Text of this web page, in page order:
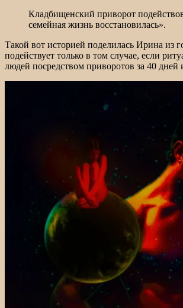
Кладбищенский приворот
семейная жизнь восстановилась».
Такой вот историей поделилась Ирина из
подействует только в том случае, если
людей посредством приворотов за 40 дней